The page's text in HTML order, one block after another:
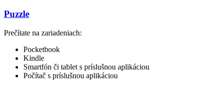
Puzzle
Prečítate na zariadeniach:
Pocketbook
Kindle
Smartfón či tablet s príslušnou aplikáciou
Počítač s príslušnou aplikáciou